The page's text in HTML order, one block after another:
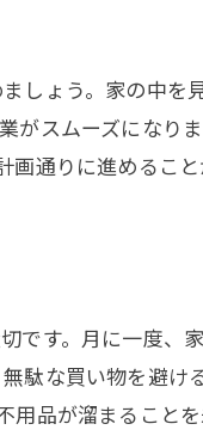
しょう。家の中を
がスムーズになり
画通りに進めるこ
です。月に一度、
駄な買い物を避け
用品が溜まること